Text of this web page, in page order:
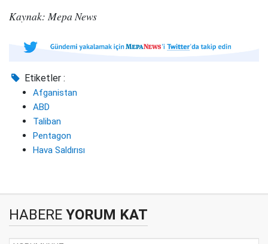
Kaynak: Mepa News
Etiketler :
Afganistan
ABD
Taliban
Pentagon
Hava Saldırısı
HABERE YORUM KAT